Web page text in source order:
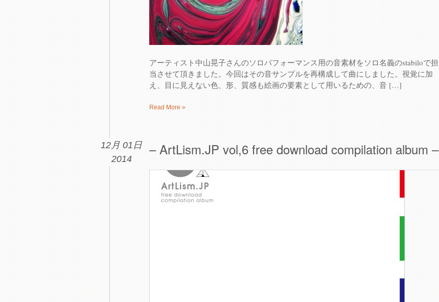
アーティスト中山晃子さんのソロパフォーマンス用の音素材をソロ名義のstabiloで担
当させて頂きました。今回はその音サンプルを再構成して曲にしました。視覚に加
え、目に見えない色、形、質感も絵画の要素として用いるための、音 […]
Read More »
12月 01日
2014
– ArtLism.JP vol,6 free download compilation album –